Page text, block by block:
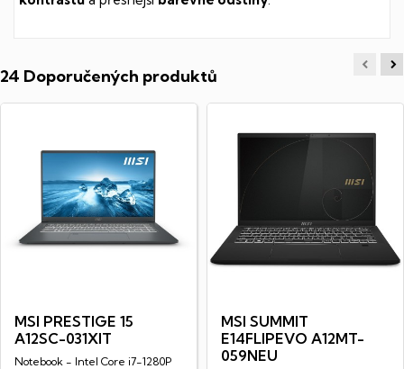
24 Doporučených produktů
MSI PRESTIGE 15
A12SC-031XIT
Notebook - Intel Core i7-1280P
MSI SUMMIT
E14FLIPEVO A12MT-
059NEU